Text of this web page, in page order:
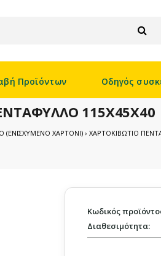
Προϊόντων Οδηγός
115X45X40
(ΕΝΙΣΧΥΜΕΝΟ ΧΑΡΤΟΝΙ) ΧΑΡΤΟΚΙΒΩΤΙΟ
Κωδικός
Διαθεσιμότητα: